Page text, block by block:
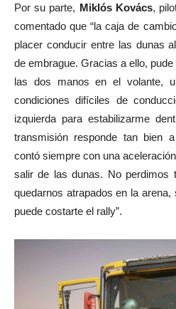
Por su parte, Miklós Kovács,
comentado que “la caja de
placer conducir entre las dunas
de embrague. Gracias a ello,
las dos manos en el volante,
condiciones difíciles de
izquierda para estabilizarme
transmisión responde tan bien
contó siempre con una
salir de las dunas. No perdimos
quedarnos atrapados en la arena,
puede costarte el rally”.